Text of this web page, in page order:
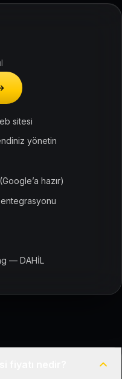
sitesi
yönetin
hazır)
— DAHİL